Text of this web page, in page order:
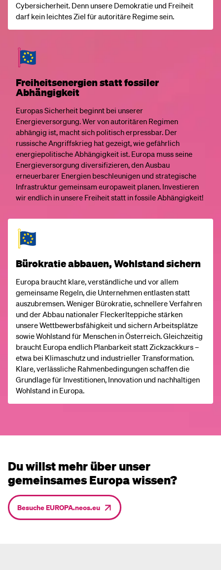
Cybersicherheit. Denn unsere Demokratie und Freiheit
darf kein leichtes Ziel für autoritäre Regime sein.
Freiheitsenergien statt fossiler
Abhängigkeit
Europas Sicherheit beginnt bei unserer
Energieversorgung. Wer von autoritären Regimen
abhängig ist, macht sich politisch erpressbar. Der
russische Angriffskrieg hat gezeigt, wie gefährlich
energiepolitische Abhängigkeit ist. Europa muss seine
Energieversorgung diversifizieren, den Ausbau
erneuerbarer Energien beschleunigen und strategische
Infrastruktur gemeinsam europaweit planen. Investieren
wir endlich in unsere Freiheit statt in fossile Abhängigkeit!
Bürokratie abbauen, Wohlstand sichern
Europa braucht klare, verständliche und vor allem
gemeinsame Regeln, die Unternehmen entlasten statt
auszubremsen. Weniger Bürokratie, schnellere Verfahren
und der Abbau nationaler Fleckerlteppiche stärken
unsere Wettbewerbsfähigkeit und sichern Arbeitsplätze
sowie Wohlstand für Menschen in Österreich. Gleichzeitig
braucht Europa endlich Planbarkeit statt Zickzackkurs –
etwa bei Klimaschutz und industrieller Transformation.
Klare, verlässliche Rahmenbedingungen schaffen die
Grundlage für Investitionen, Innovation und nachhaltigen
Wohlstand in Europa.
Du willst mehr über unser
gemeinsames Europa wissen?
Besuche EUROPA.neos.eu